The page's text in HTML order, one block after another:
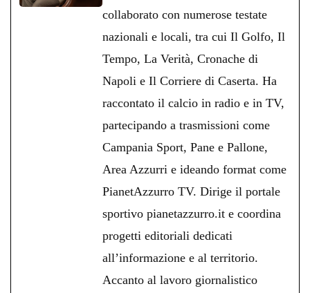
collaborato con numerose testate
nazionali e locali, tra cui Il Golfo, Il
Tempo, La Verità, Cronache di
Napoli e Il Corriere di Caserta. Ha
raccontato il calcio in radio e in TV,
partecipando a trasmissioni come
Campania Sport, Pane e Pallone,
Area Azzurri e ideando format come
PianetAzzurro TV. Dirige il portale
sportivo pianetazzurro.it e coordina
progetti editoriali dedicati
all’informazione e al territorio.
Accanto al lavoro giornalistico